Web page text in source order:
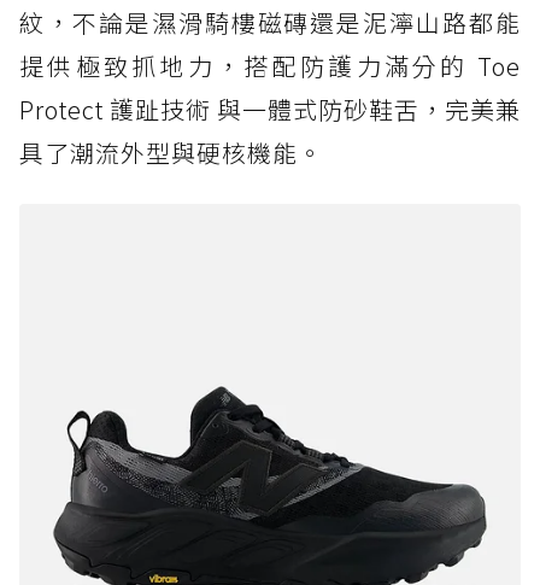
紋，不論是濕滑騎樓磁磚還是泥濘山路都能
提供極致抓地力，搭配防護力滿分的 Toe
Protect 護趾技術 與一體式防砂鞋舌，完美兼
具了潮流外型與硬核機能。